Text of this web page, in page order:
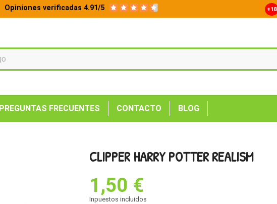
Opiniones verificadas 4.91/5 +18
PREGUNTAS FRECUENTES CONTACTO BLOG
CLIPPER HARRY POTTER REALISM
1,50 €
Inpuestos incluidos